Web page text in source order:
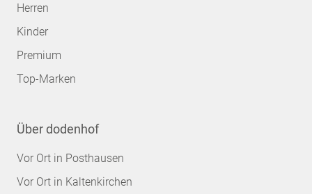
Herren
Kinder
Premium
Top-Marken
Über dodenhof
Vor Ort in Posthausen
Vor Ort in Kaltenkirchen